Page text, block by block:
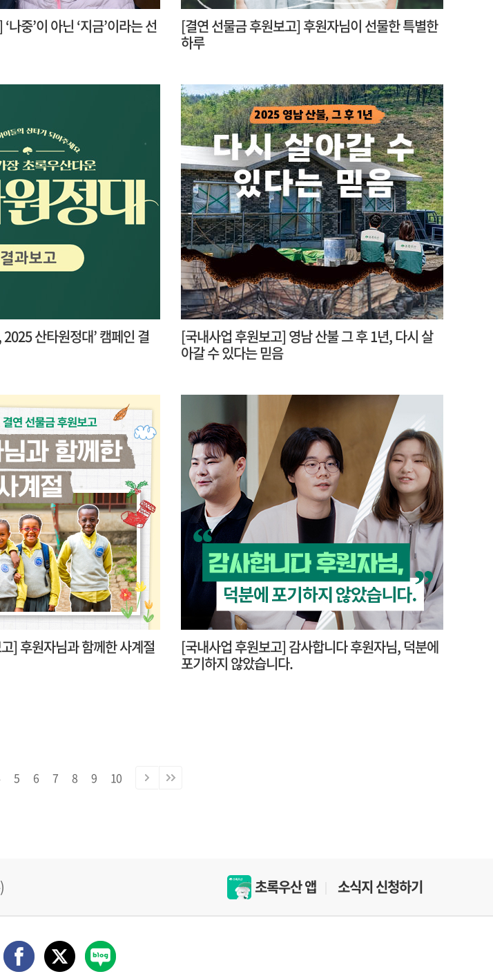
나중’이 아닌 ‘지금’이라는 선
[결연 선물금 후원보고] 후원자님이 선물한 특별한
하루
산타원정대’ 캠페인 결
[국내사업 후원보고] 영남 산불 그 후 1년, 다시 살
아갈 수 있다는 믿음
] 후원자님과 함께한 사계절
[국내사업 후원보고] 감사합니다 후원자님, 덕분에
포기하지 않았습니다.
5 6 7 8 9 10
초록우산 앱 소식지 신청하기